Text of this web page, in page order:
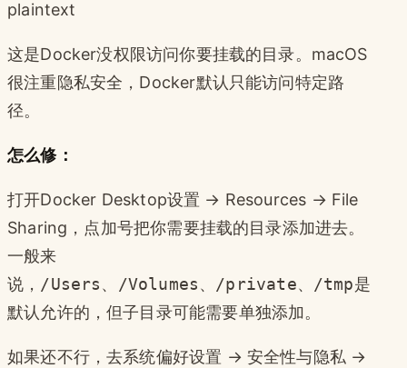
plaintext
这是Docker没权限访问你要挂载的目录。macOS
很注重隐私安全，Docker默认只能访问特定路
径。
怎么修：
打开Docker Desktop设置 → Resources → File
Sharing，点加号把你需要挂载的目录添加进去。
一般来
说， /Users、 /Volumes、 /private、 /tmp是
默认允许的，但子目录可能需要单独添加。
如果还不行，去系统偏好设置 → 安全性与隐私 →